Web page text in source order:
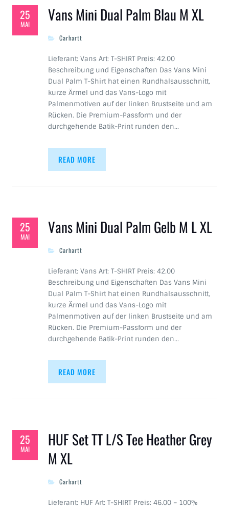
25
MAI Vans Mini Dual Palm Blau M XL
Carhartt
Lieferant: Vans Art: T-SHIRT Preis: 42.00
Beschreibung und Eigenschaften Das Vans Mini
Dual Palm T-Shirt hat einen Rundhalsausschnitt,
kurze Ärmel und das Vans-Logo mit
Palmenmotiven auf der linken Brustseite und am
Rücken. Die Premium-Passform und der
durchgehende Batik-Print runden den…
READ MORE
25
MAI Vans Mini Dual Palm Gelb M L XL
Carhartt
Lieferant: Vans Art: T-SHIRT Preis: 42.00
Beschreibung und Eigenschaften Das Vans Mini
Dual Palm T-Shirt hat einen Rundhalsausschnitt,
kurze Ärmel und das Vans-Logo mit
Palmenmotiven auf der linken Brustseite und am
Rücken. Die Premium-Passform und der
durchgehende Batik-Print runden den…
READ MORE
25
MAI
HUF Set TT L/S Tee Heather Grey
M XL
Carhartt
Lieferant: HUF Art: T-SHIRT Preis: 46.00 – 100%